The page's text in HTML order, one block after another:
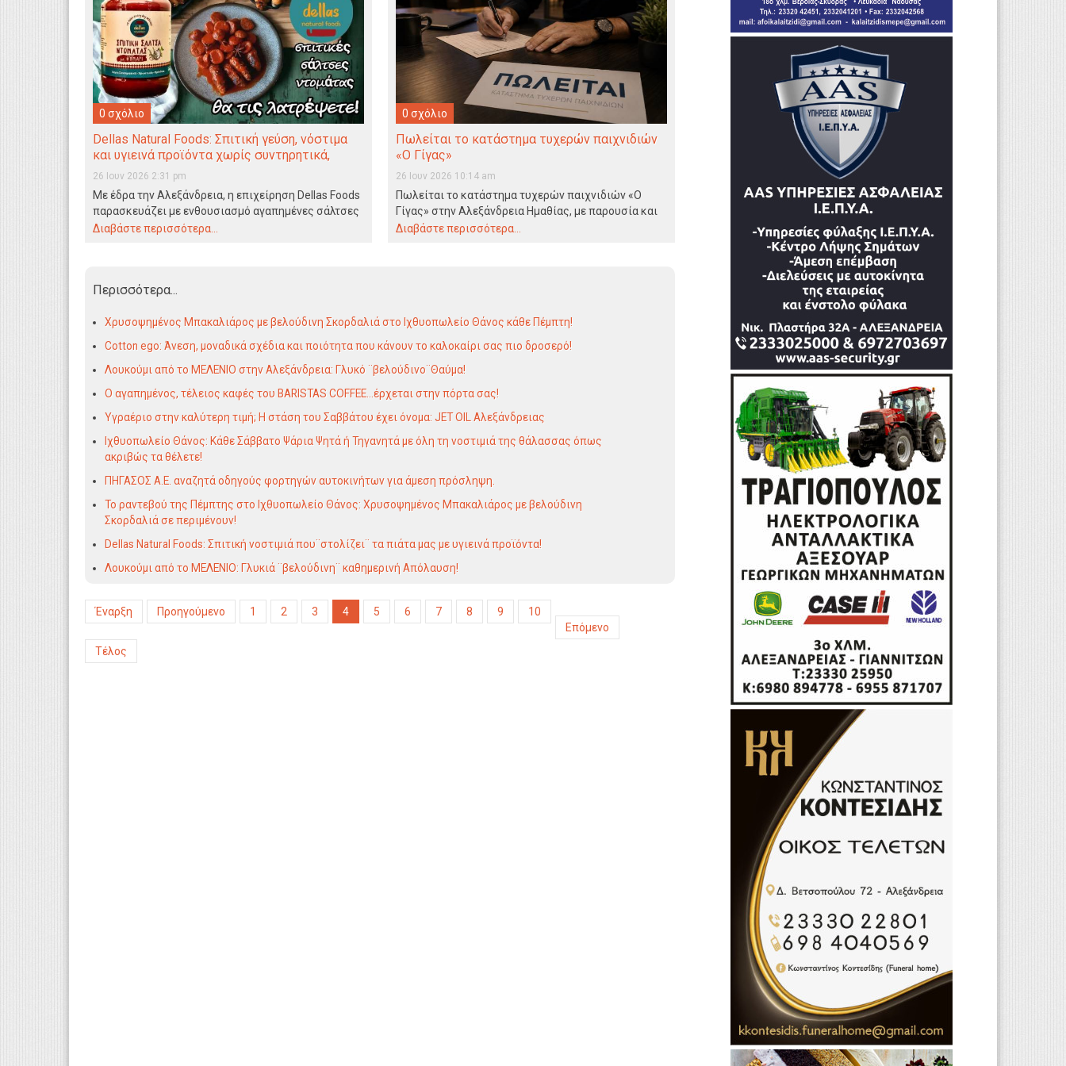
0 σχόλιο
Dellas Natural Foods: Σπιτική γεύση, νόστιμα
και υγιεινά προϊόντα χωρίς συντηρητικά,
ζάχαρη, χρωστικές, πρόσθετα!
26 Ιουν 2026 2:31 pm
Με έδρα την Αλεξάνδρεια, η επιχείρηση Dellas Foods
παρασκευάζει με ενθουσιασμό αγαπημένες σάλτσες
ντομάτας που δημιουργούν…
Διαβάστε περισσότερα...
0 σχόλιο
Πωλείται το κατάστημα τυχερών παιχνιδιών
«Ο Γίγας»
26 Ιουν 2026 10:14 am
Πωλείται το κατάστημα τυχερών παιχνιδιών «Ο
Γίγας» στην Αλεξάνδρεια Ημαθίας, με παρουσία και
επιτυχημένη πορεία 50…
Διαβάστε περισσότερα...
Περισσότερα...
Χρυσοψημένος Μπακαλιάρος με βελούδινη Σκορδαλιά στο Ιχθυοπωλείο Θάνος κάθε Πέμπτη!
Cotton ego: Άνεση, μοναδικά σχέδια και ποιότητα που κάνουν τo καλοκαίρι σας πιο δροσερό!
Λουκούμι από το ΜΕΛΕΝΙΟ στην Αλεξάνδρεια: Γλυκό ¨βελούδινο¨Θαύμα!
Ο αγαπημένος, τέλειος καφές του BARISTAS COFFEE...έρχεται στην πόρτα σας!
Υγραέριο στην καλύτερη τιμή; Η στάση του Σαββάτου έχει όνομα: JET OIL Αλεξάνδρειας
Ιχθυοπωλείο Θάνος: Κάθε Σάββατο Ψάρια Ψητά ή Τηγανητά με όλη τη νοστιμιά της θάλασσας όπως
ακριβώς τα θέλετε!
ΠΗΓΑΣΟΣ Α.Ε. αναζητά οδηγούς φορτηγών αυτοκινήτων για άμεση πρόσληψη.
Το ραντεβού της Πέμπτης στο Ιχθυοπωλείο Θάνος: Χρυσοψημένος Μπακαλιάρος με βελούδινη
Σκορδαλιά σε περιμένουν!
Dellas Natural Foods: Σπιτική νοστιμιά που¨στολίζει¨ τα πιάτα μας με υγιεινά προϊόντα!
Λουκούμι από το ΜΕΛΕΝΙΟ: Γλυκιά ¨βελούδινη¨ καθημερινή Απόλαυση!
Έναρξη Προηγούμενο 1 2 3 4 5 6 7 8 9
10
Επόμενο
Τέλος